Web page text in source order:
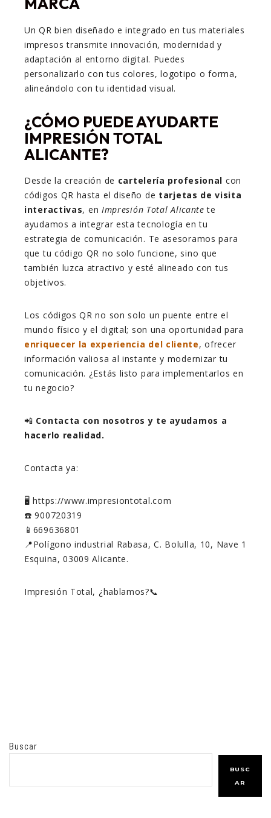
Un QR bien diseñado e integrado en tus materiales
impresos transmite innovación, modernidad y
adaptación al entorno digital. Puedes
personalizarlo con tus colores, logotipo o forma,
alineándolo con tu identidad visual.
¿CÓMO PUEDE AYUDARTE
IMPRESIÓN TOTAL
ALICANTE?
Desde la creación de cartelería profesional con
códigos QR hasta el diseño de tarjetas de visita
interactivas, en Impresión Total Alicante te
ayudamos a integrar esta tecnología en tu
estrategia de comunicación. Te asesoramos para
que tu código QR no solo funcione, sino que
también luzca atractivo y esté alineado con tus
objetivos.
Los códigos QR no son solo un puente entre el
mundo físico y el digital; son una oportunidad para
enriquecer la experiencia del cliente, ofrecer
información valiosa al instante y modernizar tu
comunicación. ¿Estás listo para implementarlos en
tu negocio?
📲 Contacta con nosotros y te ayudamos a
hacerlo realidad.
Contacta ya:
🖥️ https://www.impresiontotal.com
☎️ 900720319
📱669636801
📍Polígono industrial Rabasa, C. Bolulla, 10, Nave 1
Esquina, 03009 Alicante.
Impresión Total, ¿hablamos?📞
Buscar
BUSC
AR